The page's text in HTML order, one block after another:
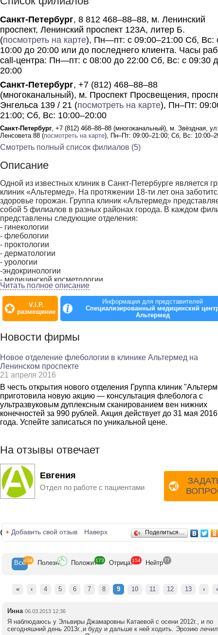
Санкт-Петербург, 8 812 468–88–88, м. Ленинский
проспект, Ленинский проспект 123А, литер Б.
(посмотреть на карте), Пн—пт: с 09:00–21:00 Сб, Вс:
10:00 до 20:00 или до последнего клиента. Часы
call-центра: Пн—пт: с 08:00 до 22:00 Сб, Вс: с 09:30
20:00
Санкт-Петербург, +7 (812) 468–88–88
(многоканальный), м. Проспект Просвещения,
Энгельса 139 / 21 (посмотреть на карте), Пн–Пт:
21:00; Сб, Вс: 10:00–20:00
Санкт-Петербург, +7 (812) 468–88–88 (многоканальный), м. Звёздная,
Ленсовета 88 (посмотреть на карте), Пн–Пт: 09:00–21:00; Сб, Вс:
Смотреть полный список филиалов (5)
Описание
Одной из известных клиник в Санкт-Петербурге является
клиник «Альтермед». На протяжении 18-ти лет она
здоровье горожан. Группа клиник «Альтермед»
собой 5 филиалов в разных районах города. В каждом
представлены следующие отделения:
- гинекологии
- флебологии
- проктологии
- дерматологии
- урологии
-эндокринологии
- медицинской косметологии
В отделении гинекологии ведут приём опытные врачи-
гинекологи и гинекологи-эндокринологи, имеющие опыт
в государственных больницах Санкт-Петербурга. Клиника
оказывает широкий спектр услуг в области гинекологии, а
гинекологи помогают женщинам успешно решать
здоровьем. Врачи владеют передовыми методами
и лечения гинекологических заболеваний, также в клинике
Во флагманской клинике на проспекте Просвещения
проводится уникальная процедура — лазерное
омоложение по итальянской методике MonaLisa Touch™.
Методика направлена на бережное и эффективное
проблем в сексуальной сфере женщин, вызванных
возрастными изменениями в физиологии. Результатом
с помощью этой технологии является восстановление
эстетичного вида половых органов, повышение мышечного
тонуса, и как следствие, улучшение качества сексуальной
Консультация гинеколога — это первый шаг на пути к
выздоровлению. Группа клиник «Альтермед» практикует
комплексный подход к решению проблем женского
Совместно с гинекологами решением данных проблем
занимаются квалифицированные специалисты смежных
профессий.
Заведующая отделением гинекологии к. м. н., гинеколог-
Читать полное описание
V.I.P.
размещение
Информация для представителей
Специализированный медицинский
Альтермед
Новости фирмы
Новое отделение флебологии в клинике Альтермед на
Ленинском проспекте
21 апреля 2016
В честь открытия нового отделения Группа клиник
приготовила новую акцию — консультация флеболога с
ультразвуковым дуплексным сканированием вен нижних
конечностей за 990 рублей. Акция действует до 31 мая 2016
года. Успейте записаться по уникальной цене.
На отзывы отвечает
Евгения
Отдел по работе с пациентами
Отзывы
+ Добавить свой отзыв Наверх Поделиться…
Все404 Полезн Положит173 Отрицат154 Нейтр 77
« ‹ 4 5 6 7 8 9 10 11 12 13 ›
Инна 06.03.2013 12:36
Я наблюдаюсь у Эльвиры Джамаровны Катаевой с осени 2012г., и по
сегодняшний день 2013г.,и буду и дальше к ней ходить. Эрозию